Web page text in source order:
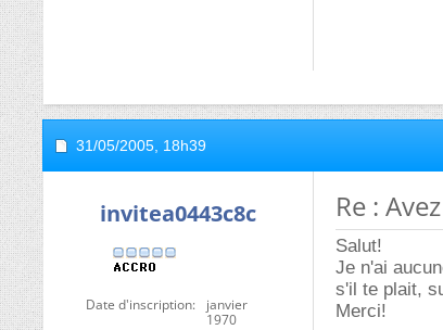
31/05/2005, 18h39
invitea0443c8c
Date d'inscription
janvier
1970
Re :
Salut!
Je n'ai
s'il te plait,
Merci!